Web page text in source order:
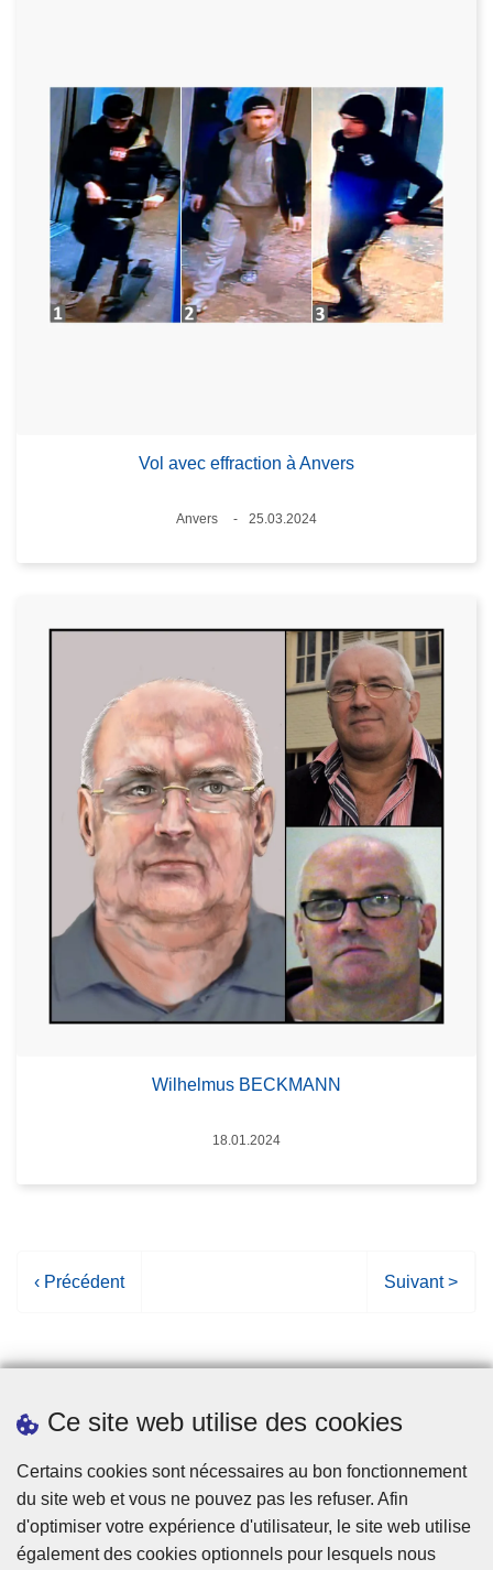
Ce site web utilise des cookies
Certains cookies sont nécessaires au bon fonctionnement
du site web et vous ne pouvez pas les refuser. Afin
d'optimiser votre expérience d'utilisateur, le site web utilise
également des cookies optionnels pour lesquels nous
Vol avec effraction à Anvers
Lieux
Anvers
25.03.2024
Wilhelmus BECKMANN
Date
18.01.2024
P
e
r
c
é
d
e
‹ Précédent
P
e
u
v
a
n
t
Suivant >
Statistiques